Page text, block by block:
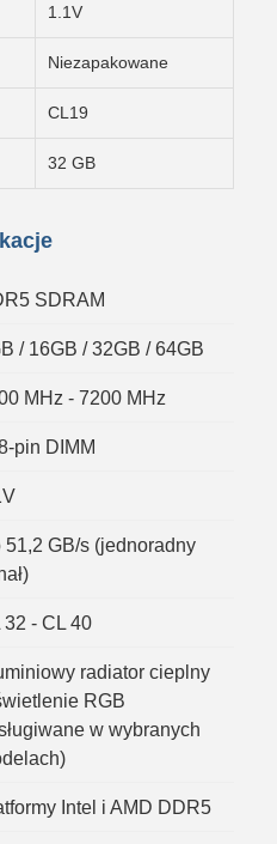
1.1V
Niezapakowane
CL19
32 GB
SDRAM
/ 16GB / 32GB / 64GB
MHz - 7200 MHz
pin DIMM
51,2 GB/s (jednoradny
32 - CL 40
radiator cieplny
RGB
w wybranych
Intel i AMD DDR5